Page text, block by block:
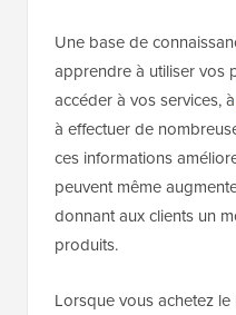
Une base de
apprendre à utiliser vos
accéder à vos services, à
à effectuer de
ces informations
peuvent même
donnant aux clients un
produits.
Lorsque vous achetez